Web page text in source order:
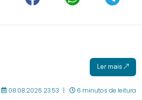
Ler mais
08.08.2026 23:53 6 minutos de leitura